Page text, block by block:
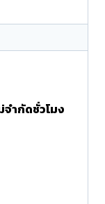
ำกัดชั่วโมง